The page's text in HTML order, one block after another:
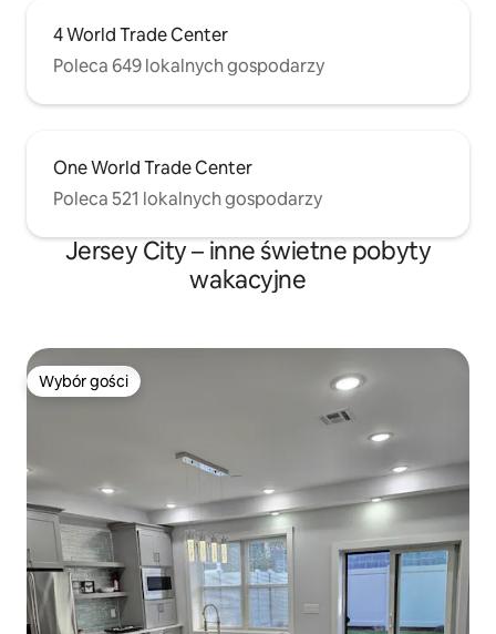
4 World Trade Center
Poleca 649 lokalnych gospodarzy
One World Trade Center
Poleca 521 lokalnych gospodarzy
Jersey City – inne świetne pobyty
wakacyjne
Wybór gości
Wybór gości